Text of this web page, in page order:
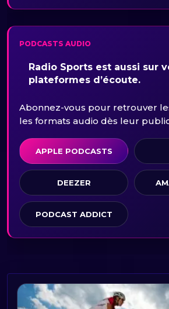
PODCASTS AUDIO
Radio Sports est aussi sur
plateformes d’écoute.
Abonnez-vous pour retrouver
les formats audio dès leur
APPLE PODCASTS
DEEZER
PODCAST ADDICT